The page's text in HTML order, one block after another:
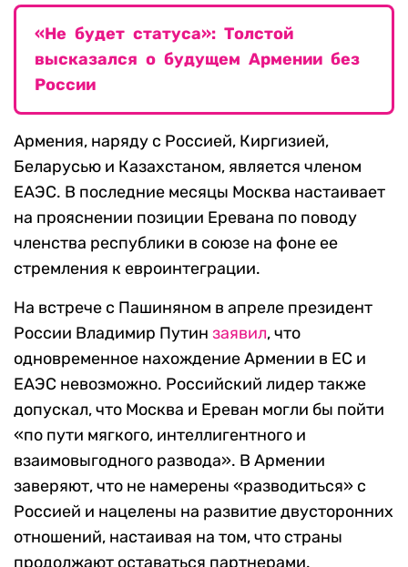
«Не будет статуса»: Толстой
высказался о будущем Армении без
России
Армения, наряду с Россией, Киргизией,
Беларусью и Казахстаном, является членом
ЕАЭС. В последние месяцы Москва настаивает
на прояснении позиции Еревана по поводу
членства республики в союзе на фоне ее
стремления к евроинтеграции.
На встрече с Пашиняном в апреле президент
России Владимир Путин заявил, что
одновременное нахождение Армении в ЕС и
ЕАЭС невозможно. Российский лидер также
допускал, что Москва и Ереван могли бы пойти
«по пути мягкого, интеллигентного и
взаимовыгодного развода». В Армении
заверяют, что не намерены «разводиться» с
Россией и нацелены на развитие двусторонних
отношений, настаивая на том, что страны
продолжают оставаться партнерами.